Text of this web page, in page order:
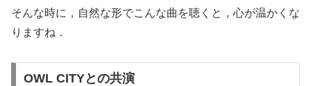
そんな時に，自然な形でこんな曲を聴くと，心が温かくな
りますね．
OWL CITYとの共演